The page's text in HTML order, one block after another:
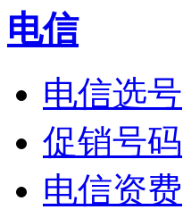
电信
电信选号
促销号码
电信资费